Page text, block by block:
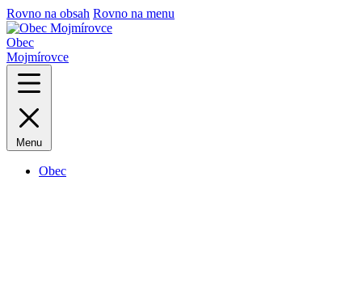
Rovno na obsah Rovno na menu
Obec
Mojmírovce
Menu
Obec